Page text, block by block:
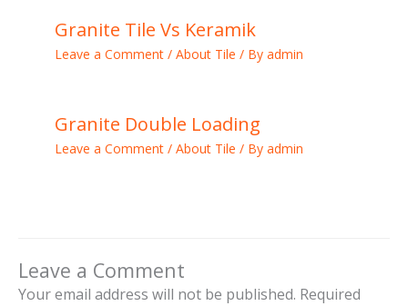
Granite Tile Vs Keramik
Leave a Comment / About Tile / By admin
Granite Double Loading
Leave a Comment / About Tile / By admin
Leave a Comment
Your email address will not be published. Required